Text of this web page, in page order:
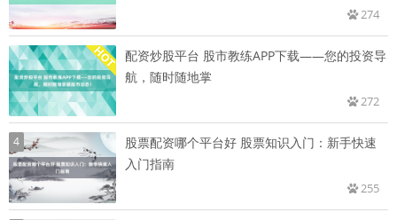
274
配资炒股平台 股市教练APP下载——您的投资导
航，随时随地掌
272
4
股票配资哪个平台好 股票知识入门：新手快速
入门指南
255